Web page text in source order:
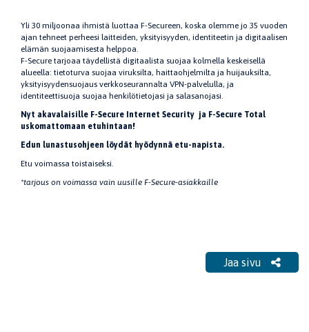
Yli 30 miljoonaa ihmistä luottaa F-Secureen, koska olemme jo 35 vuoden
ajan tehneet perheesi laitteiden, yksityisyyden, identiteetin ja digitaalisen
elämän suojaamisesta helppoa.
F-Secure tarjoaa täydellistä digitaalista suojaa kolmella keskeisellä
alueella: tietoturva suojaa viruksilta, haittaohjelmilta ja huijauksilta,
yksityisyydensuojaus verkkoseurannalta VPN-palvelulla, ja
identiteettisuoja suojaa henkilötietojasi ja salasanojasi.
Nyt akavalaisille F-Secure Internet Security ja F-Secure Total
uskomattomaan etuhintaan!
Edun lunastusohjeen löydät hyödynnä etu-napista.
Etu voimassa toistaiseksi.
*tarjous on voimassa vain uusille F-Secure-asiakkaille
Jaa sivu